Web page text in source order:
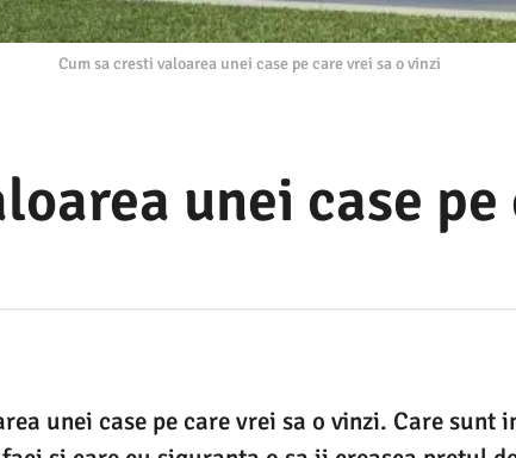
Cum sa cresti valoarea unei case pe care vrei sa o vinzi
unei case
unei case pe care vrei sa o vinzi. Care sunt